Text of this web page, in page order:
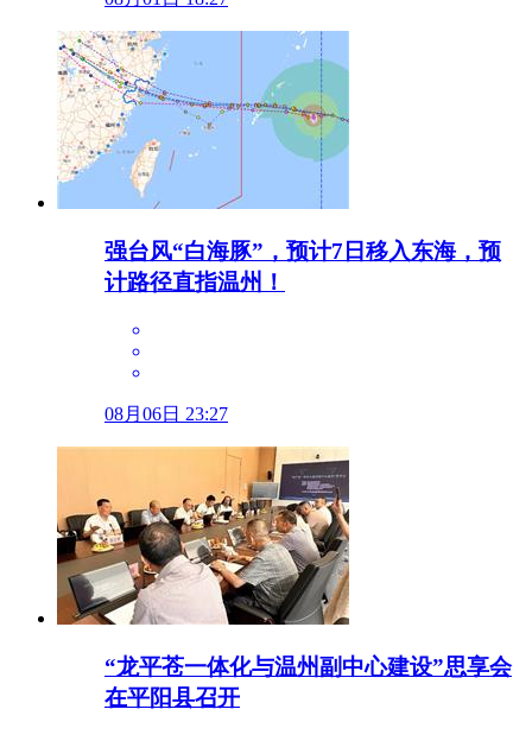
强台风“白海豚”，预计7日移入东海，预
计路径直指温州！
08月06日 23:27
“龙平苍一体化与温州副中心建设”思享会
在平阳县召开